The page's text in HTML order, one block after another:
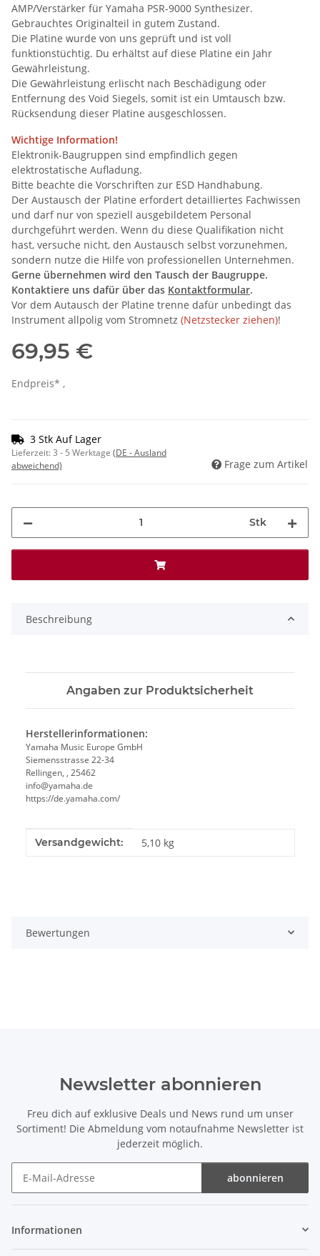
AMP/Verstärker für Yamaha PSR-9000 Synthesizer.
Gebrauchtes Originalteil in gutem Zustand.
Die Platine wurde von uns geprüft und ist voll
funktionstüchtig. Du erhältst auf diese Platine ein Jahr
Gewährleistung.
Die Gewährleistung erlischt nach Beschädigung oder
Entfernung des Void Siegels, somit ist ein Umtausch bzw.
Rücksendung dieser Platine ausgeschlossen.
Wichtige Information!
Elektronik-Baugruppen sind empfindlich gegen
elektrostatische Aufladung.
Bitte beachte die Vorschriften zur ESD Handhabung.
Der Austausch der Platine erfordert detailliertes Fachwissen
und darf nur von speziell ausgebildetem Personal
durchgeführt werden. Wenn du diese Qualifikation nicht
hast, versuche nicht, den Austausch selbst vorzunehmen,
sondern nutze die Hilfe von professionellen Unternehmen.
Gerne übernehmen wird den Tausch der Baugruppe.
Kontaktiere uns dafür über das Kontaktformular.
Vor dem Autausch der Platine trenne dafür unbedingt das
Instrument allpolig vom Stromnetz (Netzstecker ziehen)!
69,95 €
Endpreis* ,
3 Stk Auf Lager
Lieferzeit:3 - 5 Werktage (DE - Ausland
abweichend)
Frage zum Artikel
Stk
Beschreibung
Angaben zur Produktsicherheit
Herstellerinformationen:
Yamaha Music Europe GmbH
Siemensstrasse 22-34
Rellingen, , 25462
info@yamaha.de
https://de.yamaha.com/
Produkteigenschaft
Wert
Versandgewicht: 5,10 kg
Bewertungen
Newsletter abonnieren
Freu dich auf exklusive Deals und News rund um unser
Sortiment! Die Abmeldung vom notaufnahme Newsletter ist
jederzeit möglich.
abonnieren
Informationen